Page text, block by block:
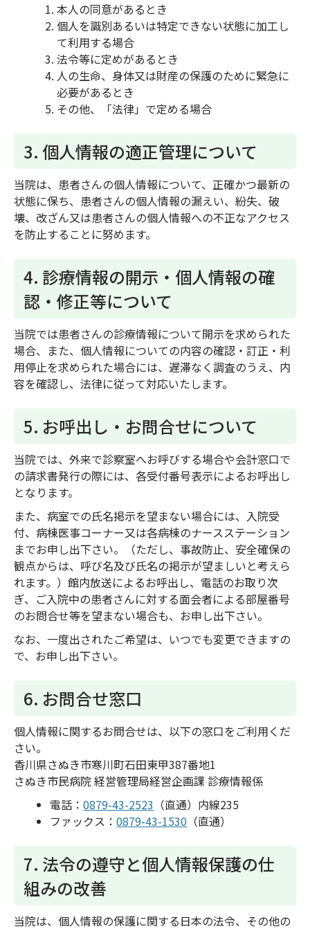
本人の同意があるとき
個人を識別あるいは特定できない状態に加工し
て利用する場合
法令等に定めがあるとき
人の生命、身体又は財産の保護のために緊急に
必要があるとき
その他、「法律」で定める場合
3. 個人情報の適正管理について
当院は、患者さんの個人情報について、正確かつ最新の
状態に保ち、患者さんの個人情報の漏えい、紛失、破
壊、改ざん又は患者さんの個人情報への不正なアクセス
を防止することに努めます。
4. 診療情報の開示・個人情報の確
認・修正等について
当院では患者さんの診療情報について開示を求められた
場合、また、個人情報についての内容の確認・訂正・利
用停止を求められた場合には、遅滞なく調査のうえ、内
容を確認し、法律に従って対応いたします。
5. お呼出し・お問合せについて
当院では、外来で診察室へお呼びする場合や会計窓口で
の請求書発行の際には、各受付番号表示によるお呼出し
となります。
また、病室での氏名掲示を望まない場合には、入院受
付、病棟医事コーナー又は各病棟のナースステーション
までお申し出下さい。（ただし、事故防止、安全確保の
観点からは、呼び名及び氏名の掲示が望ましいと考えら
れます。）館内放送によるお呼出し、電話のお取り次
ぎ、ご入院中の患者さんに対する面会者による部屋番号
のお問合せ等を望まない場合も、お申し出下さい。
なお、一度出されたご希望は、いつでも変更できますの
で、お申し出下さい。
6. お問合せ窓口
個人情報に関するお問合せは、以下の窓口をご利用くだ
さい。
香川県さぬき市寒川町石田東甲387番地1
さぬき市民病院 経営管理局経営企画課 診療情報係
電話：0879-43-2523 （直通）内線235
ファックス：0879-43-1530 （直通）
7. 法令の遵守と個人情報保護の仕
組みの改善
当院は、個人情報の保護に関する日本の法令、その他の